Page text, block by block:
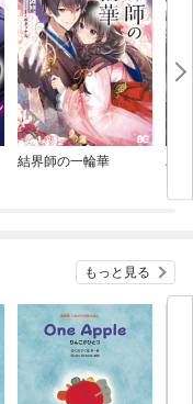
結界師の一輪華
バ
今
もっと見る